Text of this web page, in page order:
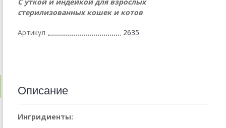
стерилизованных кошек и котов
Артикул 2635
Описание
Ингридиенты: